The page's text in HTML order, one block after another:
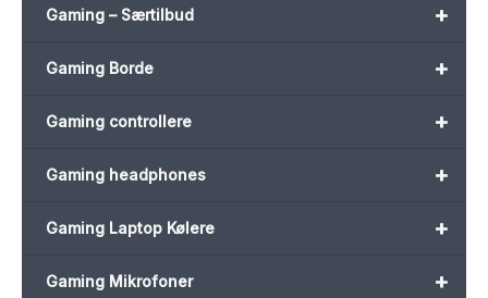
+
Gaming – Særtilbud
+
Gaming Borde
+
Gaming controllere
+
Gaming headphones
+
Gaming Laptop Kølere
+
Gaming Mikrofoner